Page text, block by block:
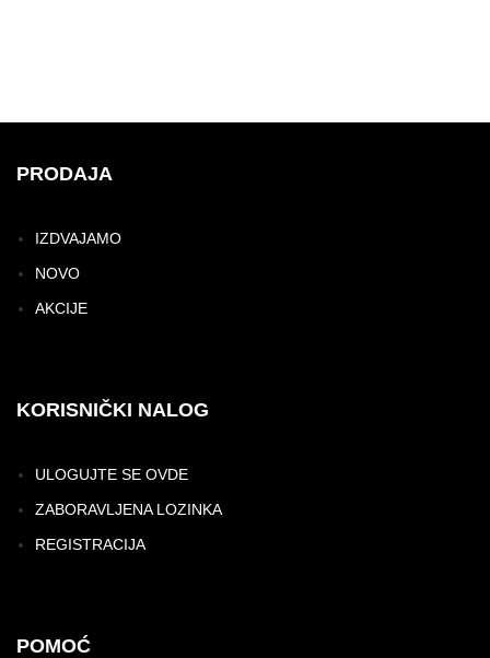
PRODAJA
IZDVAJAMO
NOVO
AKCIJE
KORISNIČKI NALOG
ULOGUJTE SE OVDE
ZABORAVLJENA LOZINKA
REGISTRACIJA
POMOĆ